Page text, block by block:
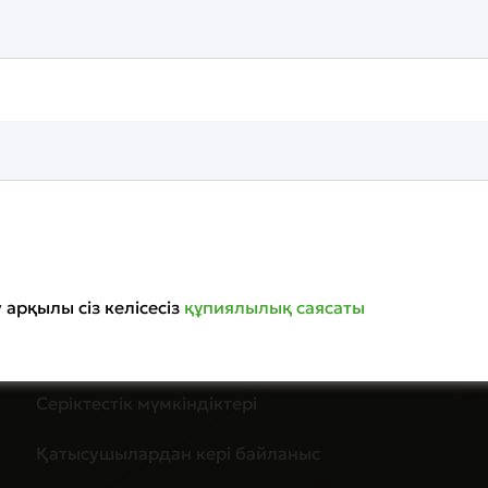
Серіктестік мүмкіндіктері
Қатысушылардан кері байланыс
сіз келісесіз құпиялылық саясаты